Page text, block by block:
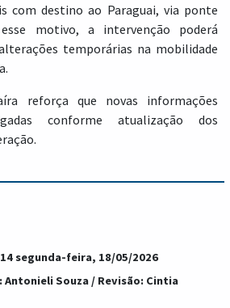
com destino ao Paraguai, via ponte
motivo, a intervenção poderá
temporárias na mobilidade
reforça que novas informações
conforme atualização dos
segunda-feira, 18/05/2026
Antonieli Souza / Revisão: Cintia